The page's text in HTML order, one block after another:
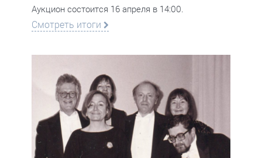
Аукцион состоится 16 апреля в 14:00.
Смотреть итоги